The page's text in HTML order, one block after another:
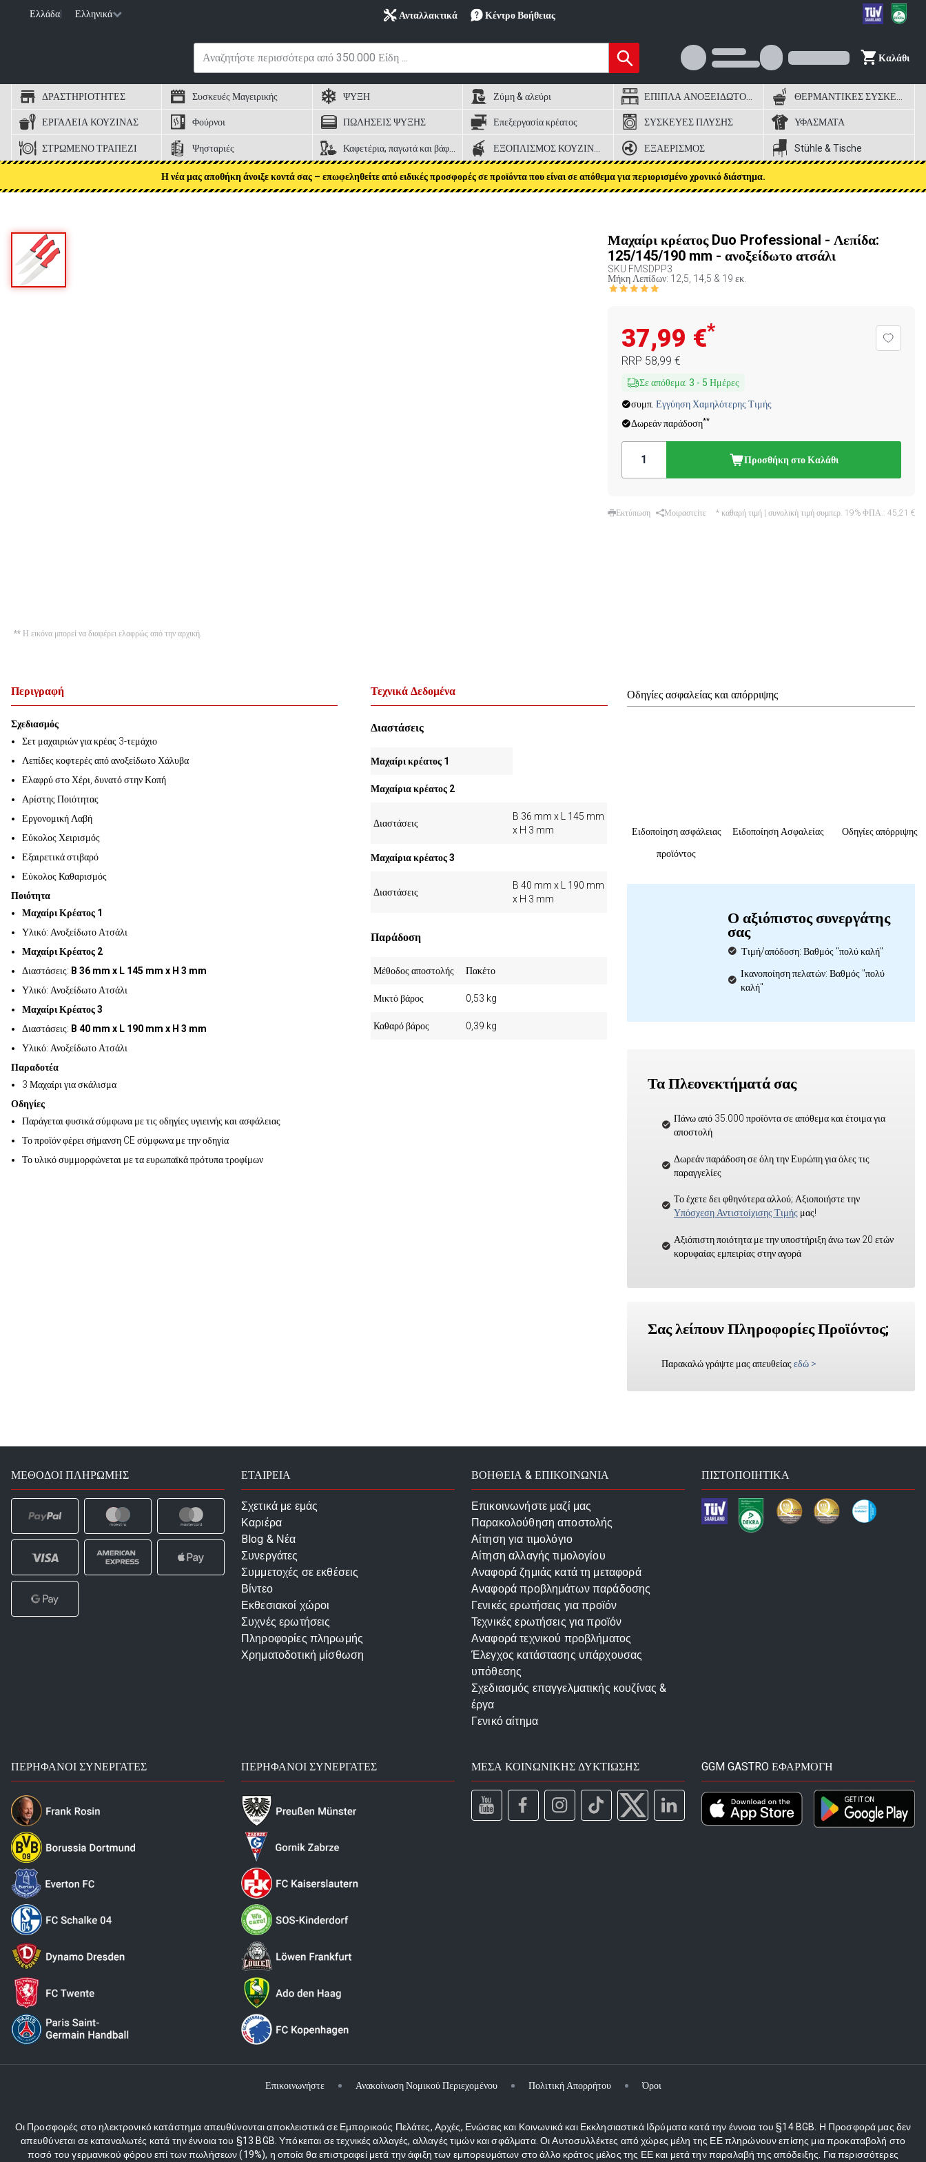
Ελλάδα Ελληνικά Ανταλλακτικά Κέντρο Βοήθειας
Καλάθι
ΔΡΑΣΤΗΡΙΟΤΗΤΕΣ Συσκευές Μαγειρικής ΨΥΞΗ Ζύμη & αλεύρι ΕΠΙΠΛΑ ΑΝΟΞΕΙΔΩΤΟΣ ΧΑΛΥΒΑΣ
ΕΡΓΑΛΕΙΑ ΚΟΥΖΙΝΑΣ Φούρνοι ΠΩΛΗΣΕΙΣ ΨΥΞΗΣ Επεξεργασία κρέατος ΣΥΣΚΕΥΕΣ ΠΛΥΣΗΣ ΥΦΑΣΜΑΤΑ
ΣΤΡΩΜΕΝΟ ΤΡΑΠΕΖΙ Ψησταριές Καφετέρια, παγωτά και βάφλες ΕΞΑΕΡΙΣΜΟΣ Stühle & Tische
Η νέα μας αποθήκη άνοιξε κοντά σας – επωφεληθείτε από ειδικές προσφορές σε προϊόντα που είναι σε απόθεμα για περιορισμένο χρονικό διάστημα.
** Η εικόνα μπορεί να διαφέρει ελαφρώς από την αρχική.
Μαχαίρι κρέατος Duo Professional - Λεπίδα:
125/145/190 mm - ανοξείδωτο ατσάλι
SKU FMSDPP3
Μήκη Λεπίδων: 12,5, 14,5 & 19 εκ.
37,99 €*
RRP 58,99 €
Σε απόθεμα: 3 - 5 Ημέρες
συμπ. Εγγύηση Χαμηλότερης Τιμής
Δωρεάν παράδοση**
Προσθήκη στο Καλάθι
Εκτύπωση Μοιραστείτε * καθαρή τιμή | συνολική τιμή συμπερ. 19% ΦΠΑ.: 45,21 €
Περιγραφή
Σχεδιασμός
Σετ μαχαιριών για κρέας 3-τεμάχιο
Λεπίδες κοφτερές από ανοξείδωτο Χάλυβα
Ελαφρύ στο Χέρι, δυνατό στην Κοπή
Αρίστης Ποιότητας
Εργονομική Λαβή
Εύκολος Χειρισμός
Εξαιρετικά στιβαρό
Εύκολος Καθαρισμός
Ποιότητα
Μαχαίρι Κρέατος 1
Υλικό: Ανοξείδωτο Ατσάλι
Μαχαίρι Κρέατος 2
Διαστάσεις: B 36 mm x L 145 mm x H 3 mm
Υλικό: Ανοξείδωτο Ατσάλι
Μαχαίρι Κρέατος 3
Διαστάσεις: B 40 mm x L 190 mm x H 3 mm
Υλικό: Ανοξείδωτο Ατσάλι
Παραδοτέα
3 Μαχαίρι για σκάλισμα
Οδηγίες
Παράγεται φυσικά σύμφωνα με τις οδηγίες υγιεινής και ασφάλειας
Το προϊόν φέρει σήμανση CE σύμφωνα με την οδηγία
Το υλικό συμμορφώνεται με τα ευρωπαϊκά πρότυπα τροφίμων
Τεχνικά Δεδομένα
Διαστάσεις
Μαχαίρι κρέατος 1
Μαχαίρια κρέατος 2
Διαστάσεις
B 36 mm x L 145 mm
x H 3 mm
Μαχαίρια κρέατος 3
Διαστάσεις
B 40 mm x L 190 mm
x H 3 mm
Παράδοση
Μέθοδος αποστολής Πακέτο
Μικτό βάρος 0,53 kg
Καθαρό βάρος 0,39 kg
Οδηγίες ασφαλείας και απόρριψης
Ειδοποίηση ασφάλειας
προϊόντος
Ειδοποίηση Ασφαλείας Οδηγίες απόρριψης
Ο αξιόπιστος συνεργάτης
σας
Τιμή/απόδοση: Βαθμός "πολύ καλή"
Ικανοποίηση πελατών: Βαθμός "πολύ
καλή"
Τα Πλεονεκτήματά σας
Πάνω από 35.000 προϊόντα σε απόθεμα και έτοιμα για
αποστολή
Δωρεάν παράδοση σε όλη την Ευρώπη για όλες τις
παραγγελίες
Το έχετε δει φθηνότερα αλλού; Αξιοποιήστε την
Υπόσχεση Αντιστοίχισης Τιμής μας!
Αξιόπιστη ποιότητα με την υποστήριξη άνω των 20 ετών
κορυφαίας εμπειρίας στην αγορά
Σας λείπουν Πληροφορίες Προϊόντος;
Παρακαλώ γράψτε μας απευθείας εδώ >
ΜΈΘΟΔΟΙ ΠΛΗΡΩΜΉΣ ΕΤΑΙΡΕΙΑ
Σχετικά με εμάς
Καριέρα
Blog & Νέα
Συνεργάτες
Συμμετοχές σε εκθέσεις
Βίντεο
Εκθεσιακοί χώροι
Συχνές ερωτήσεις
Πληροφορίες πληρωμής
Χρηματοδοτική μίσθωση
ΒΟΗΘΕΙΑ & ΕΠΙΚΟΙΝΩΝΙΑ
Επικοινωνήστε μαζί μας
Παρακολούθηση αποστολής
Αίτηση για τιμολόγιο
Αίτηση αλλαγής τιμολογίου
Αναφορά ζημιάς κατά τη μεταφορά
Αναφορά προβλημάτων παράδοσης
Γενικές ερωτήσεις για προϊόν
Τεχνικές ερωτήσεις για προϊόν
Αναφορά τεχνικού προβλήματος
Έλεγχος κατάστασης υπάρχουσας
υπόθεσης
Σχεδιασμός επαγγελματικής κουζίνας &
έργα
Γενικό αίτημα
ΠΙΣΤΟΠΟΙΗΤΙΚΆ
ΠΕΡΉΦΑΝΟΙ ΣΥΝΕΡΓΆΤΕΣ ΠΕΡΉΦΑΝΟΙ ΣΥΝΕΡΓΆΤΕΣ ΜΈΣΑ ΚΟΙΝΩΝΙΚΉΣ ΔΥΚΤΊΩΣΗΣ GGM GASTRO ΕΦΑΡΜΟΓΉ
Επικοινωνήστε Ανακοίνωση Νομικού Περιεχομένου Πολιτική Απορρήτου Όροι
Οι Προσφορές στο ηλεκτρονικό κατάστημα απευθύνονται αποκλειστικά σε Εμπορικούς Πελάτες, Αρχές, Ενώσεις και Κοινωνικά και Εκκλησιαστικά Ιδρύματα κατά την έννοια του §14 BGB. Η Προσφορά μας δεν
απευθύνεται σε καταναλωτές κατά την έννοια του §13 BGB. Υπόκειται σε τεχνικές αλλαγές, αλλαγές τιμών και σφάλματα. Οι Αυτοσυλλέκτες από χώρες μέλη της ΕΕ πληρώνουν επίσης μια προκαταβολή στο
ποσό του γερμανικού φόρου επί των πωλήσεων (19%), η οποία θα επιστραφεί μετά την άφιξη των εμπορευμάτων στο άλλο κράτος μέλος της ΕΕ και μετά την παραλαβή της απόδειξης. Για περισσότερες